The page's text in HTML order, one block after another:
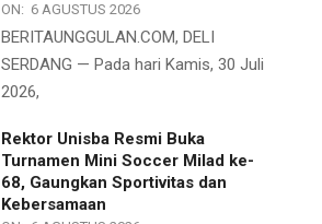
ON: 6 AGUSTUS 2026
BERITAUNGGULAN.COM, DELI
SERDANG — Pada hari Kamis, 30 Juli
2026,
Rektor Unisba Resmi Buka
Turnamen Mini Soccer Milad ke-
68, Gaungkan Sportivitas dan
Kebersamaan